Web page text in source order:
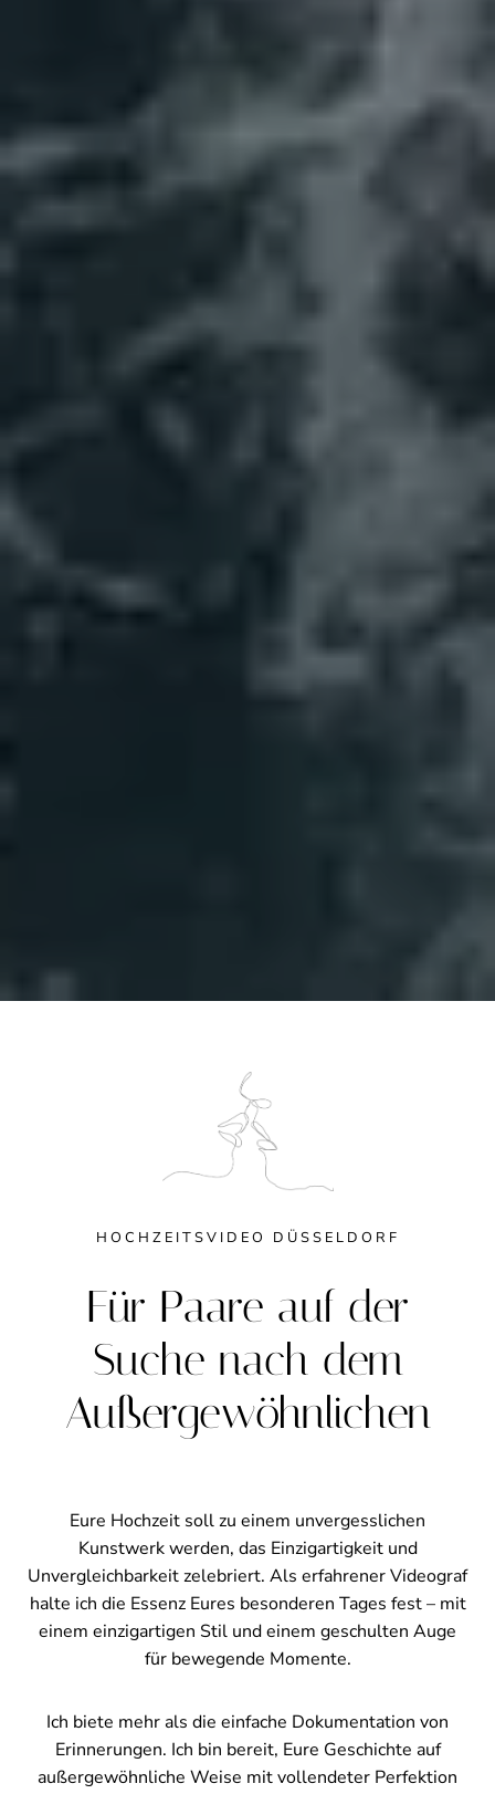
HOCHZEITSVIDEO DÜSSELDORF
Für Paare auf der
Suche nach dem
Außer­gewöhnlichen
Eure Hochzeit soll zu einem unvergesslichen
Kunstwerk werden, das Einzigartigkeit und
Unvergleichbarkeit zelebriert. Als erfahrener Videograf
halte ich die Essenz Eures besonderen Tages fest – mit
einem einzigartigen Stil und einem geschulten Auge
für bewegende Momente.
Ich biete mehr als die einfache Dokumentation von
Erinnerungen. Ich bin bereit, Eure Geschichte auf
außergewöhnliche Weise mit vollendeter Perfektion